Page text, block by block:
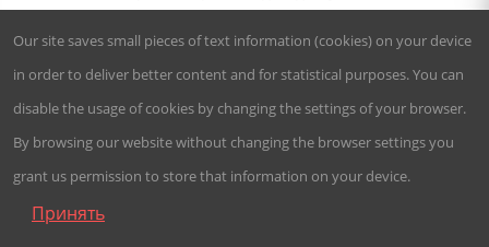
интернета
48 045
установок
4,54


Our site saves small pieces of text information (cookies) on your device
in order to deliver better content and for statistical purposes. You can
disable the usage of cookies by changing the settings of your browser.
By browsing our website without changing the browser settings you
grant us permission to store that information on your device.
Принять